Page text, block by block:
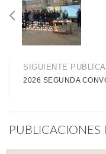
SIGUIENTE
2026 SEGUNDA
PUBLICACIONES